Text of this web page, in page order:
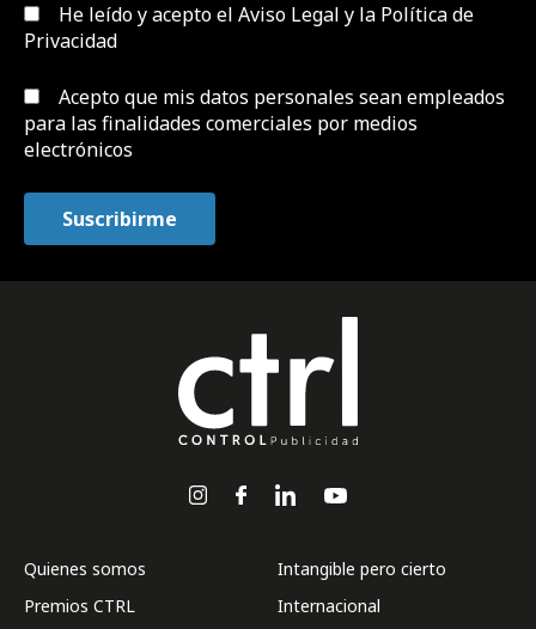
He leído y acepto el Aviso Legal y la Política de
Privacidad
Acepto que mis datos personales sean empleados
para las finalidades comerciales por medios
electrónicos
Quienes somos
Premios CTRL
Intangible pero cierto
Internacional